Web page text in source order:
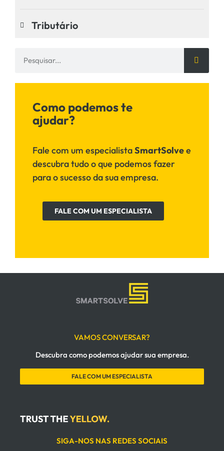
Tributário
Como podemos te
ajudar?
Fale com um especialistaSmartSolvee
descubra tudo o que podemos fazer
para o sucesso da sua empresa.
FALE COM UM ESPECIALISTA
VAMOS CONVERSAR?
Descubra como podemos ajudar sua empresa.
FALE COM UM ESPECIALISTA
SIGA-NOS NAS REDES SOCIAIS